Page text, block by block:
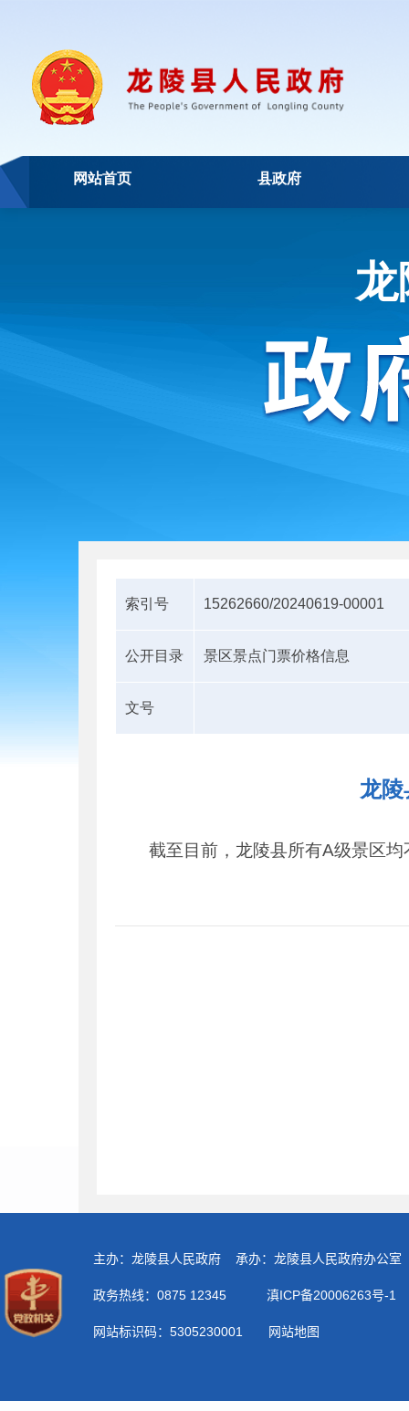
网站首页 县政府
索引号 15262660/20240619-00001
公开目录 景区景点门票价格信息
文号
龙
截至目前，龙陵县所有A级景区均